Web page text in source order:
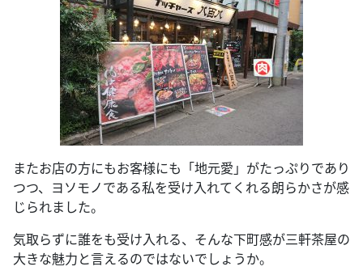
またお店の方にもお客様にも「地元愛」がたっぷりであり
つつ、ヨソモノである私を受け入れてくれる朗らかさが感
じられました。
気取らずに誰をも受け入れる、そんな下町感が三軒茶屋の
大きな魅力と言えるのではないでしょうか。